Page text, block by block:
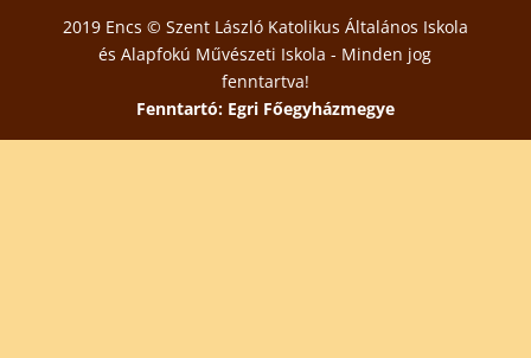
2019 Encs © Szent László Katolikus Általános Iskola
és Alapfokú Művészeti Iskola - Minden jog
fenntartva!
Fenntartó: Egri Főegyházmegye